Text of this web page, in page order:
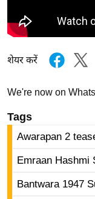
इ
स्टा
ल
टे
लॉ
जी
ब्यू
शेयर करें
We're now on
Tags
Awarapan 2
Emraan Hashmi
Bantwara 1947